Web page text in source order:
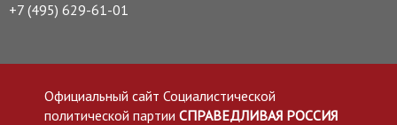
+7 (495) 629-61-01
Официальный сайт Социалистической
политической партии СПРАВЕДЛИВАЯ РОССИЯ